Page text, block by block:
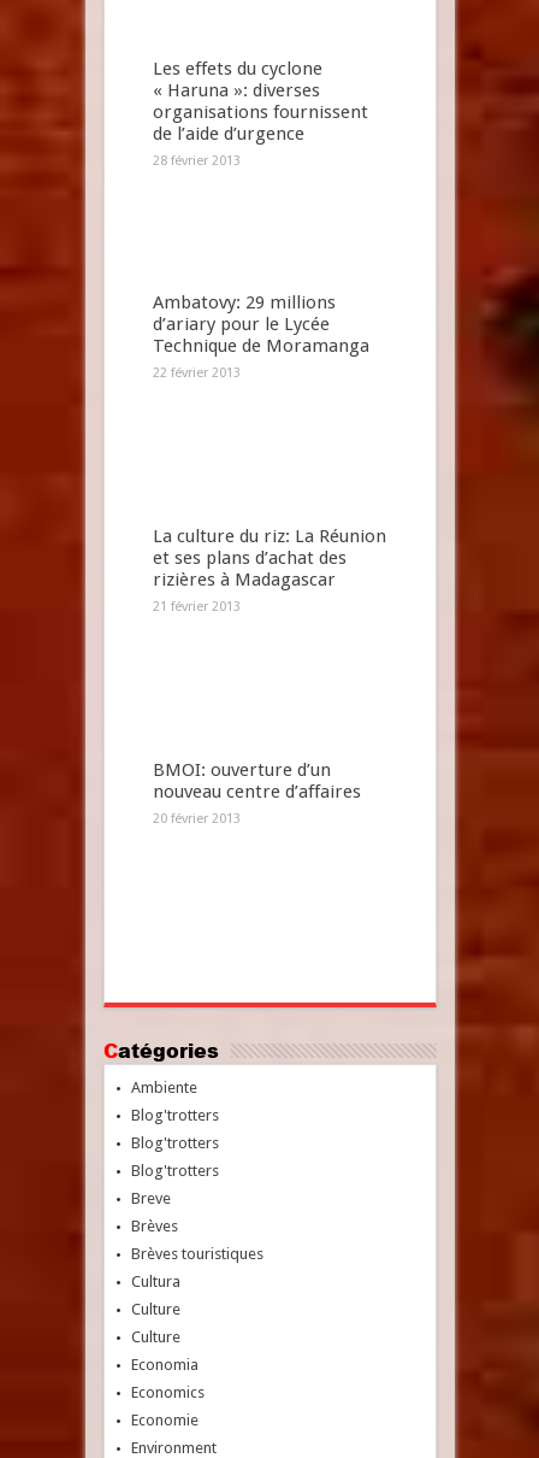
Les effets du cyclone
« Haruna »: diverses
organisations fournissent
de l’aide d’urgence
28 février 2013
Ambatovy: 29 millions
d’ariary pour le Lycée
Technique de Moramanga
22 février 2013
La culture du riz: La Réunion
et ses plans d’achat des
rizières à Madagascar
21 février 2013
BMOI: ouverture d’un
nouveau centre d’affaires
20 février 2013
Catégories
Ambiente
Blog'trotters
Blog'trotters
Blog'trotters
Breve
Brèves
Brèves touristiques
Cultura
Culture
Culture
Economia
Economics
Economie
Environment